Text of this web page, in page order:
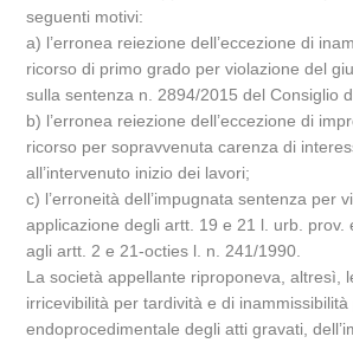
seguenti motivi:
a) l’erronea reiezione dell’eccezione di
ricorso di primo grado per violazione del
sulla sentenza n. 2894/2015 del Consiglio
b) l’erronea reiezione dell’eccezione di
ricorso per sopravvenuta carenza di
all’intervenuto inizio dei lavori;
c) l’erroneità dell’impugnata sentenza per
applicazione degli artt. 19 e 21 l. urb. prov.
agli artt. 2 e 21-octies l. n. 241/1990.
La società appellante riproponeva, altresì,
irricevibilità per tardività e di
endoprocedimentale degli atti gravati,